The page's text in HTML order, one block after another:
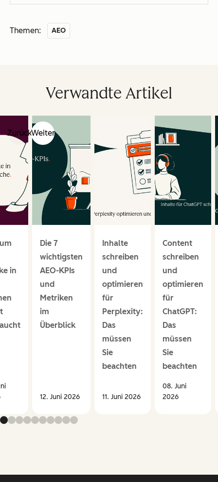
Themen: AEO
Verwandte Artikel
ZurückWeiter
in
Die 7
wichtigsten
AEO-KPIs
und
Metriken
im
Überblick
12. Juni 2026
Inhalte
schreiben
und
optimieren
für
Perplexity:
Das
müssen
Sie
beachten
11. Juni 2026
Content
schreiben
und
optimieren
für
ChatGPT:
Das
müssen
Sie
beachten
08. Juni
2026